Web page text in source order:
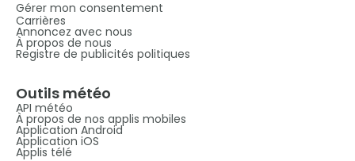
Gérer mon consentement
Carrières
Annoncez avec nous
À propos de nous
Registre de publicités politiques
Outils météo
API météo
À propos de nos applis mobiles
Application Android
Application iOS
Applis télé